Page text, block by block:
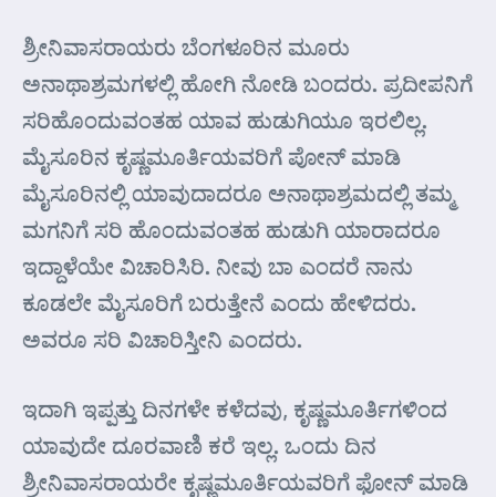
ಶ್ರೀನಿವಾಸರಾಯರು ಬೆಂಗಳೂರಿನ ಮೂರು
ಅನಾಥಾಶ್ರಮಗಳಲ್ಲಿ ಹೋಗಿ ನೋಡಿ ಬಂದರು. ಪ್ರದೀಪನಿಗೆ
ಸರಿಹೊಂದುವಂತಹ ಯಾವ ಹುಡುಗಿಯೂ ಇರಲಿಲ್ಲ.
ಮೈಸೂರಿನ ಕೃಷ್ಣಮೂರ್ತಿಯವರಿಗೆ ಪೋನ್ ಮಾಡಿ
ಮೈಸೂರಿನಲ್ಲಿ ಯಾವುದಾದರೂ ಅನಾಥಾಶ್ರಮದಲ್ಲಿ ತಮ್ಮ
ಮಗನಿಗೆ ಸರಿ ಹೊಂದುವಂತಹ ಹುಡುಗಿ ಯಾರಾದರೂ
ಇದ್ದಾಳೆಯೇ ವಿಚಾರಿಸಿರಿ. ನೀವು ಬಾ ಎಂದರೆ ನಾನು
ಕೂಡಲೇ ಮೈಸೂರಿಗೆ ಬರುತ್ತೇನೆ ಎಂದು ಹೇಳಿದರು.
ಅವರೂ ಸರಿ ವಿಚಾರಿಸ್ತೀನಿ ಎಂದರು.
ಇದಾಗಿ ಇಪ್ಪತ್ತು ದಿನಗಳೇ ಕಳೆದವು, ಕೃಷ್ಣಮೂರ್ತಿಗಳಿಂದ
ಯಾವುದೇ ದೂರವಾಣಿ ಕರೆ ಇಲ್ಲ. ಒಂದು ದಿನ
ಶ್ರೀನಿವಾಸರಾಯರೇ ಕೃಷ್ಣಮೂರ್ತಿಯವರಿಗೆ ಫೋನ್ ಮಾಡಿ